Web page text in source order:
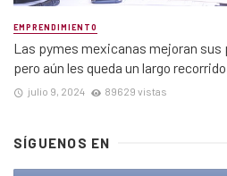
EMPRENDIMIENTO
Las pymes mexicanas mejoran
pero aún les queda un largo recorrido
julio 9, 2024 89629 vistas
SÍGUENOS EN